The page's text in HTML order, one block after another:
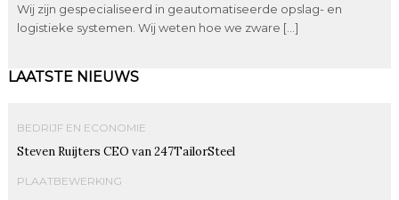
Wij zijn gespecialiseerd in geautomatiseerde opslag- en
logistieke systemen. Wij weten hoe we zware […]
LAATSTE NIEUWS
BEDRIJF EN ECONOMIE
Steven Ruijters CEO van 247TailorSteel
PLAATBEWERKING